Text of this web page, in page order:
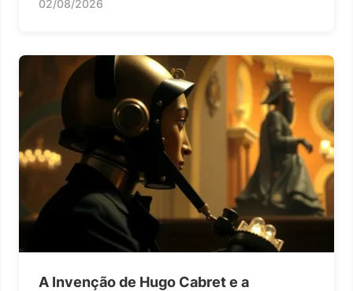
02/08/2026
A Invenção de Hugo Cabret e a